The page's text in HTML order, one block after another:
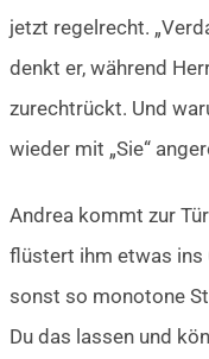
jetzt regelrecht.
denkt er, während
zurechtrückt. Und
wieder mit „Sie“
Andrea kommt zur
flüstert ihm etwas ins
sonst so monotone
Du das lassen und